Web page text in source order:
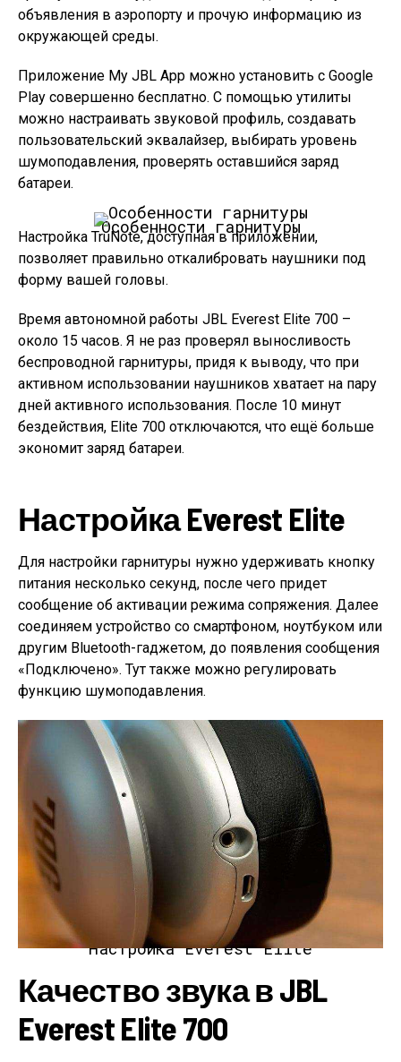
объявления в аэропорту и прочую информацию из
окружающей среды.
Приложение My JBL App можно установить с Google
Play совершенно бесплатно. С помощью утилиты
можно настраивать звуковой профиль, создавать
пользовательский эквалайзер, выбирать уровень
шумоподавления, проверять оставшийся заряд
батареи.
Особенности гарнитуры
Настройка TruNote, доступная в приложении,
позволяет правильно откалибровать наушники под
форму вашей головы.
Время автономной работы JBL Everest Elite 700 –
около 15 часов. Я не раз проверял выносливость
беспроводной гарнитуры, придя к выводу, что при
активном использовании наушников хватает на пару
дней активного использования. После 10 минут
бездействия, Elite 700 отключаются, что ещё больше
экономит заряд батареи.
Настройка Everest Elite
Для настройки гарнитуры нужно удерживать кнопку
питания несколько секунд, после чего придет
сообщение об активации режима сопряжения. Далее
соединяем устройство со смартфоном, ноутбуком или
другим Bluetooth-гаджетом, до появления сообщения
«Подключено». Тут также можно регулировать
функцию шумоподавления.
Настройка Everest Elite
Качество звука в JBL
Everest Elite 700